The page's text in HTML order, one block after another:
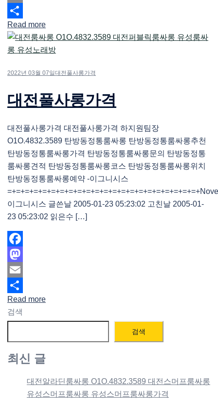
Email
Share
Read more
2022년 03월 07일 대전풀사롱가격
대전풀사롱가격
대전풀사롱가격 대전풀사롱가격 하지원팀장
O1O.4832.3589 탄방동정통룸싸롱 탄방동정통룸싸롱추천
탄방동정통룸싸롱가격 탄방동정통룸싸롱문의 탄방동정통
룸싸롱견적 탄방동정통룸싸롱코스 탄방동정통룸싸롱위치
탄방동정통룸싸롱예약 -이그니시스
이그니시스 글쓴날 2005-01-23 05:23:02 고친날 2005-01-
23 05:23:02 읽은수 […]
Facebook
Mastodon
Email
Share
Read more
검색
검색
최신 글
대전알라딘룸싸롱 O1O.4832.3589 대전스머프룸싸롱
유성스머프룸싸롱 유성스머프룸싸롱가격